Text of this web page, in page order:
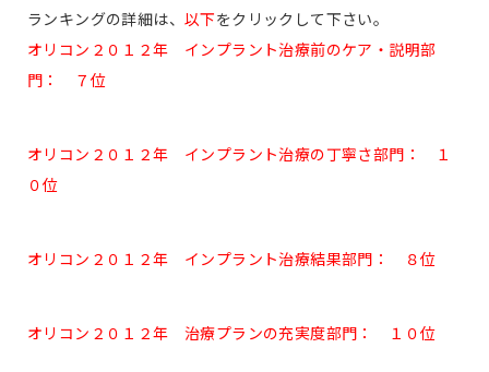
ランキングの詳細は、 以下をクリックして下さい。
オリコン２０１２年 インプラント治療前のケア・説明部
門： ７位
オリコン２０１２年 インプラント治療の丁寧さ部門： １
０位
オリコン２０１２年 インプラント治療結果部門： ８位
オリコン２０１２年 治療プランの充実度部門： １０位